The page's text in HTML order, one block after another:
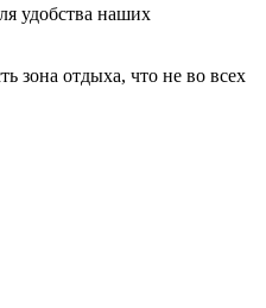
удобства наших
зона отдыха, что не во всех